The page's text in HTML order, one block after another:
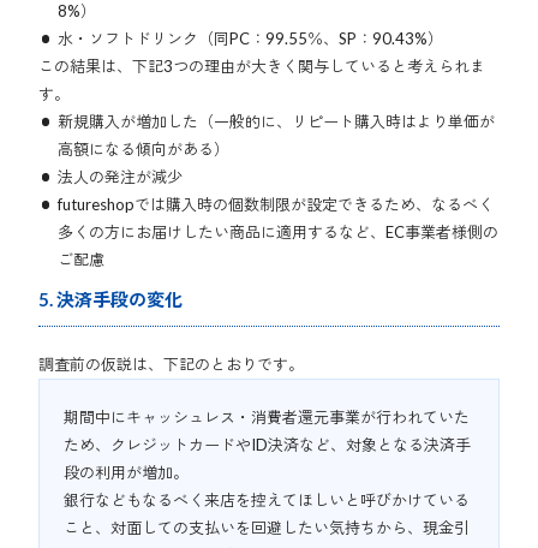
8%）
水・ソフトドリンク（同PC：99.55％、SP：90.43%）
この結果は、下記3つの理由が大きく関与していると考えられま
す。
新規購入が増加した（一般的に、リピート購入時はより単価が
高額になる傾向がある）
法人の発注が減少
futureshopでは購入時の個数制限が設定できるため、なるべく
多くの方にお届けしたい商品に適用するなど、EC事業者様側の
ご配慮
5. 決済手段の変化
調査前の仮説は、下記のとおりです。
期間中にキャッシュレス・消費者還元事業が行われていた
ため、クレジットカードやID決済など、対象となる決済手
段の利用が増加。
銀行などもなるべく来店を控えてほしいと呼びかけている
こと、対面しての支払いを回避したい気持ちから、現金引